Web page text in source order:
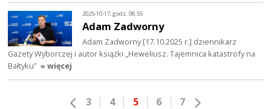
2025-10-17, godz. 08:55
Adam Zadworny
Adam Zadworny [17.10.2025 r.] dziennikarz
Gazety Wyborczej i autor książki „Heweliusz. Tajemnica katastrofy na
Bałtyku” » więcej
3 4 5 6 7